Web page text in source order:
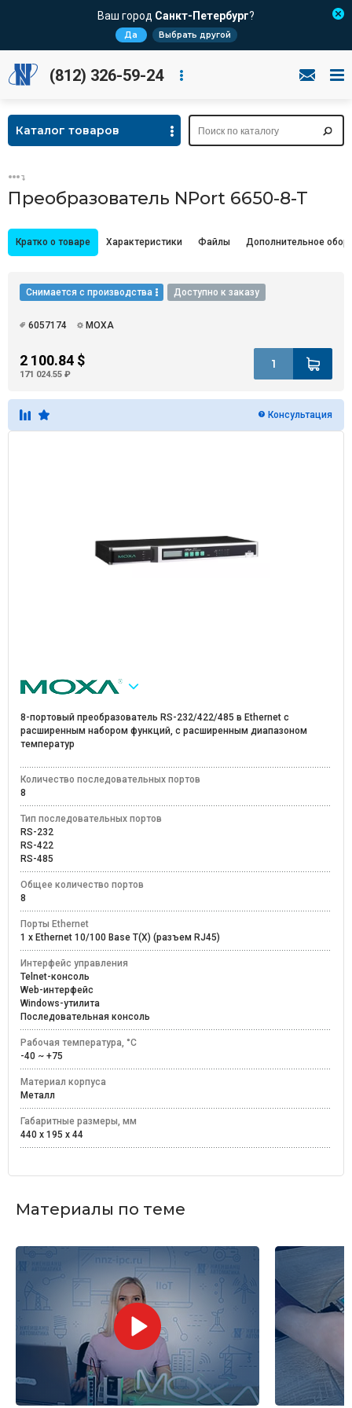
Ваш город Санкт-Петербург?
Да Выбрать другой
(812) 326-59-24
Каталог товаров
Преобразователь NPort 6650-8-T
Кратко о товаре Характеристики Файлы Дополнительное
Снимается с производства Доступно к заказу
6057174 MOXA
2 100.84 $
171 024.55 ₽
Консультация
8-портовый преобразователь RS-232/422/485 в Ethernet с
расширенным набором функций, с расширенным диапазоном
температур
Количество последовательных портов
8
Тип последовательных портов
RS-232
RS-422
RS-485
Общее количество портов
8
Порты Ethernet
1 x Ethernet 10/100 Base T(X) (разъем RJ45)
Интерфейс управления
Telnet-консоль
Web-интерфейс
Windows-утилита
Последовательная консоль
Рабочая температура, °C
-40 ~ +75
Материал корпуса
Металл
Габаритные размеры, мм
440 х 195 х 44
Материалы по теме